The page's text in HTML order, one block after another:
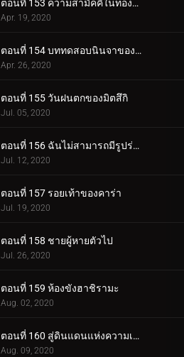
ตอนที่ 153 ความสามัคคีในทองคำ
Apr. 19, 2020
ตอนที่ 154 บททดสอบนินจาของฮิมาวาริ!!
Apr. 26, 2020
ตอนที่ 155 วันฝนตกของมิตสึกิ
Jul. 05, 2020
ตอนที่ 156 ฉันไม่สามารถมีรูปร่างผอมเพรียวได้
Jul. 12, 2020
ตอนที่ 157 รอยเท้าของคาร่า
Jul. 19, 2020
ตอนที่ 158 ชายผู้หายตัวไป
Jul. 26, 2020
ตอนที่ 159 ห้องขังฮาชิรามะ
Aug. 02, 2020
ตอนที่ 160 สู่ดินแดนแห่งความเงียบงัน
Aug. 09, 2020